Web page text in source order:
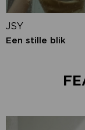
JSY
Een stille blik